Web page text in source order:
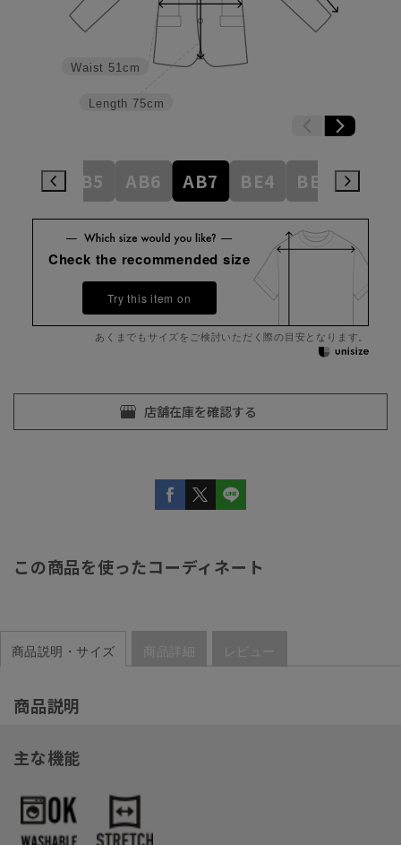
Length 75cm
Waist 51cm
AB5 AB6 AB7 BE4 BE5
Check the recommended size
Try this item on
あくまでもサイズをご検討いただく際の目安となります。
この商品を使ったコーディネート
商品説明・サイズ 商品詳細 レビュー
商品説明
主な機能